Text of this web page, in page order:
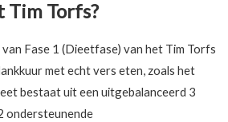
Tim Torfs?
Fase 1 (Dieetfase) van het Tim Torfs
met echt vers eten, zoals het
bestaat uit een uitgebalanceerd 3
ondersteunende